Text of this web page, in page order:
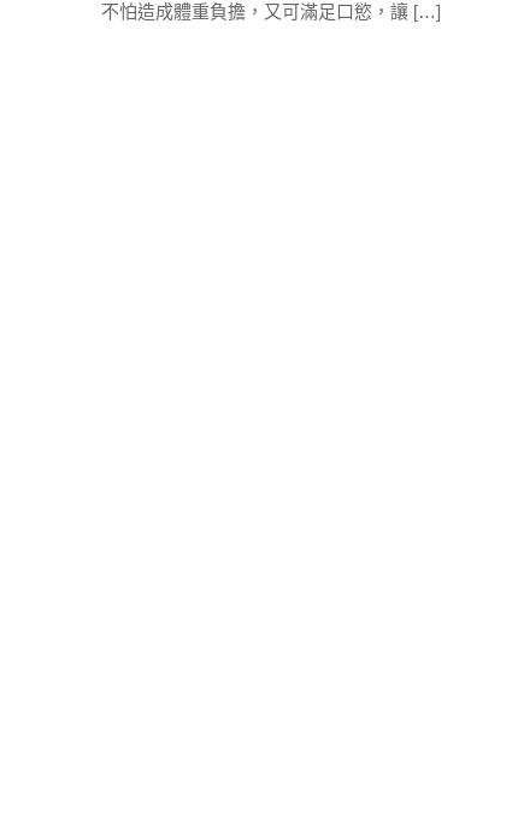
不怕造成體重負擔，又可滿足口慾，讓 […]